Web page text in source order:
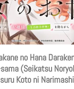
no Hana
(Seikatsu
Koto ni